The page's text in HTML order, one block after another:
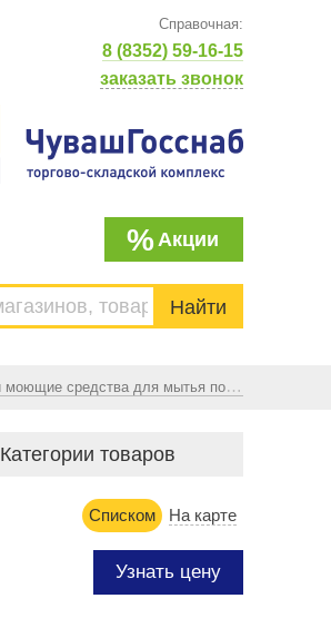
Справочная:
8 (8352) 59-16-15
заказать звонок
%Акции
Чистящие и моющие средства для мытья посуды
Категории товаров
На карте
Списком
Узнать цену